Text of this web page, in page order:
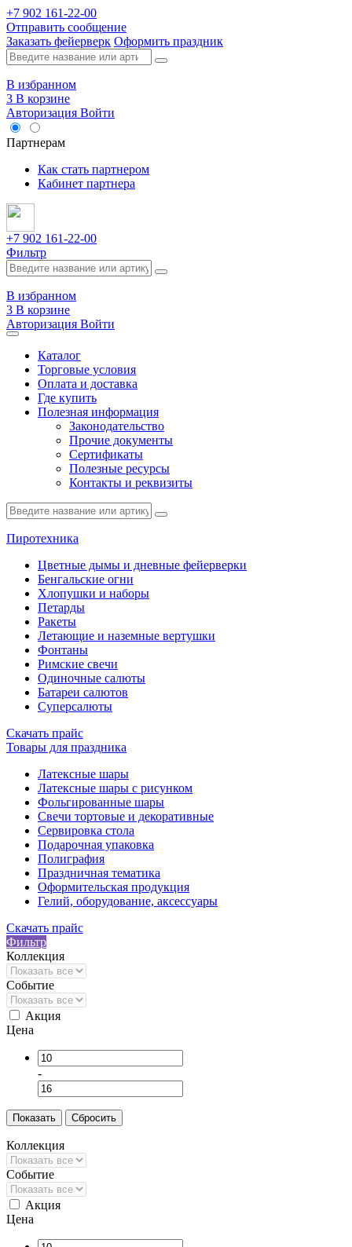
+7 902 161-22-00
Отправить сообщение
Заказать фейерверк Оформить праздник
В избранном
3 В корзине
Авторизация Войти
Партнерам
Как стать партнером
Кабинет партнера
+7 902 161-22-00
Фильтр
В избранном
3 В корзине
Авторизация Войти
Каталог
Торговые условия
Оплата и доставка
Где купить
Полезная информация
Законодательство
Прочие документы
Сертификаты
Полезные ресурсы
Контакты и реквизиты
Пиротехника
Цветные дымы и дневные фейерверки
Бенгальские огни
Хлопушки и наборы
Петарды
Ракеты
Летающие и наземные вертушки
Фонтаны
Римские свечи
Одиночные салюты
Батареи салютов
Суперсалюты
Скачать прайс
Товары для праздника
Латексные шары
Латексные шары с рисунком
Фольгированные шары
Свечи тортовые и декоративные
Сервировка стола
Подарочная упаковка
Полиграфия
Праздничная тематика
Оформительская продукция
Гелий, оборудование, аксессуары
Скачать прайс
Фильтр
Коллекция
Событие
Акция
Цена
-
Коллекция
Событие
Акция
Цена